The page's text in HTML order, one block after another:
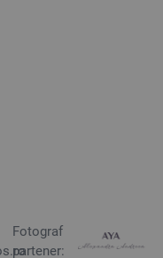
Fotograf
partener: